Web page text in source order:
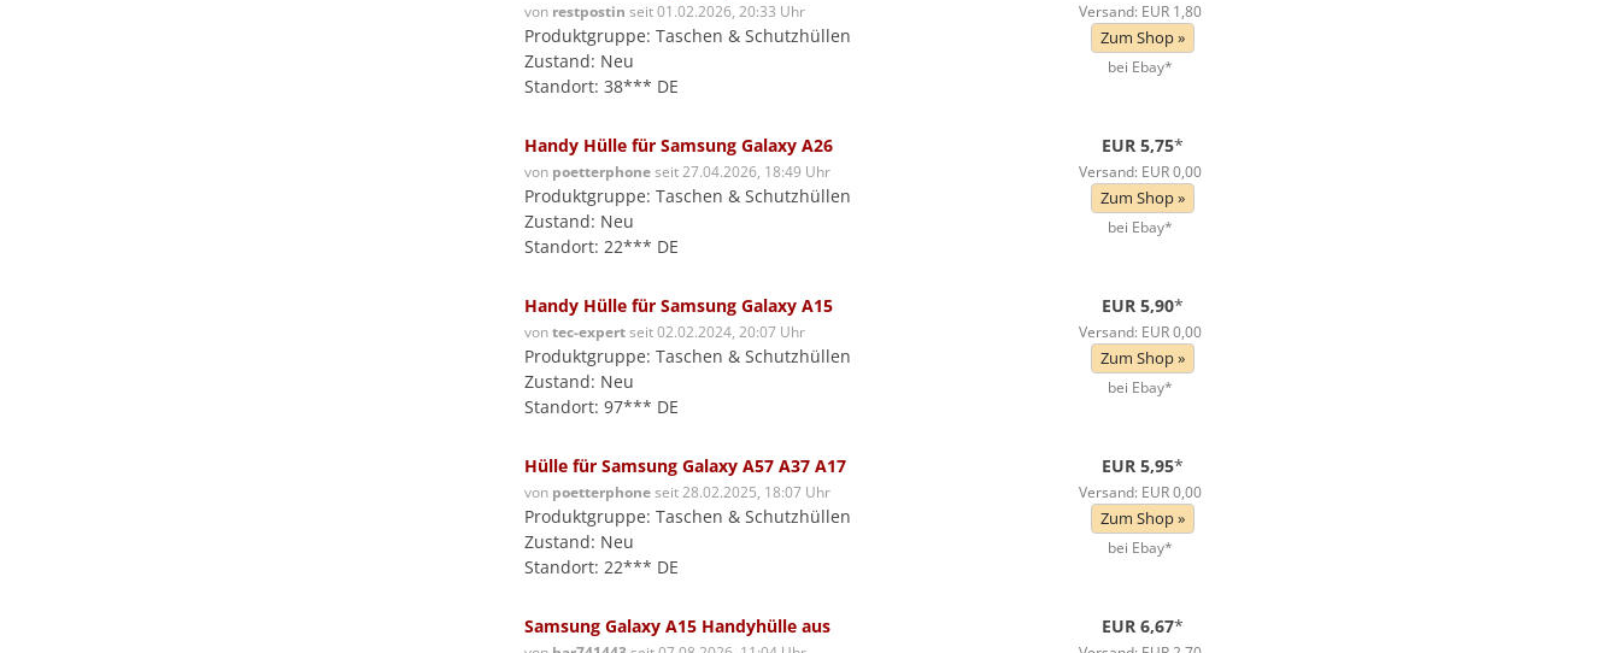
von restpostin seit 01.02.2026, 20:33 Uhr
Produktgruppe: Taschen & Schutzhüllen
Zustand: Neu
Standort: 38*** DE
Versand: EUR 1,80
Zum Shop »
bei Ebay*
Handy Hülle für Samsung Galaxy A26
von poetterphoneseit 27.04.2026, 18:49 Uhr
Produktgruppe: Taschen & Schutzhüllen
Zustand: Neu
Standort: 22*** DE
EUR 5,75*
Versand: EUR 0,00
Zum Shop »
bei Ebay*
Handy Hülle für Samsung Galaxy A15
vontec-expertseit 02.02.2024, 20:07 Uhr
Produktgruppe: Taschen & Schutzhüllen
Zustand: Neu
Standort: 97*** DE
EUR 5,90*
Versand: EUR 0,00
Zum Shop »
bei Ebay*
Hülle für Samsung Galaxy A57 A37 A17
von poetterphoneseit 28.02.2025, 18:07 Uhr
Produktgruppe: Taschen & Schutzhüllen
Zustand: Neu
Standort: 22*** DE
EUR 5,95*
Versand: EUR 0,00
Zum Shop »
bei Ebay*
Samsung Galaxy A15 Handyhülle aus EUR 6,67*